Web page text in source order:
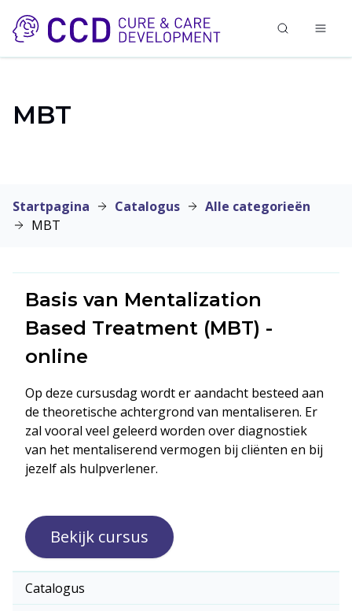
MBT
Startpagina Catalogus
Alle categorieën
MBT
Catalogus
Basis van Mentalization
Based Treatment (MBT) -
online
Op deze cursusdag wordt er aandacht besteed aan
de theoretische achtergrond van mentaliseren. Er
zal vooral veel geleerd worden over diagnostiek
van het mentaliserend vermogen bij cliënten en bij
jezelf als hulpverlener.
Bekijk cursus